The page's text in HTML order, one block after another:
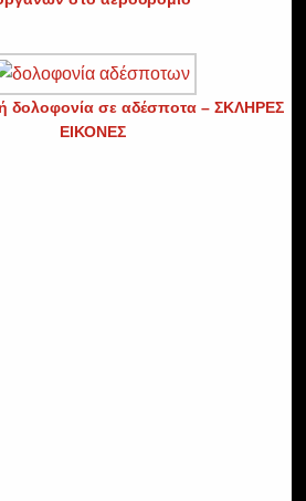
δολοφονία σε αδέσποτα – ΣΚΛΗΡΕΣ
ΕΙΚΟΝΕΣ